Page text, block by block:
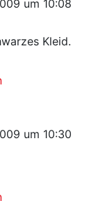
um 10:08
Kleid.
um 10:30